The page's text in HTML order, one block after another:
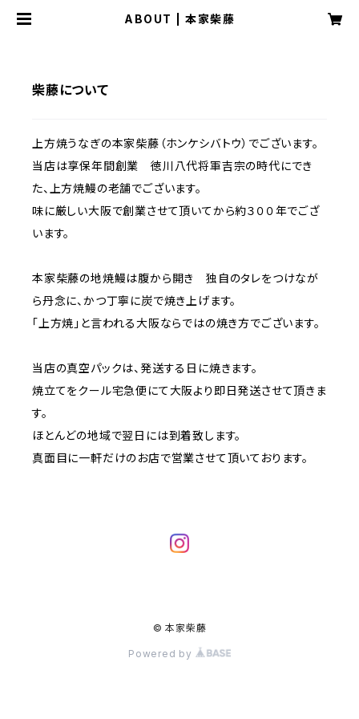
ABOUT | 本家柴藤
柴藤について
上方焼うなぎの本家柴藤（ホンケシバトウ）でございます。
当店は享保年間創業 徳川八代将軍吉宗の時代にでき
た、上方焼鰻の老舗でございます。
味に厳しい大阪で創業させて頂いてから約３００年でござ
います。
本家柴藤の地焼鰻は腹から開き 独自のタレをつけなが
ら丹念に、かつ丁寧に炭で焼き上げます。
「上方焼」と言われる大阪ならではの焼き方でございます。
当店の真空パックは、発送する日に焼きます。
焼立てをクール宅急便にて大阪より即日発送させて頂きま
す。
ほとんどの地域で翌日には到着致します。
真面目に一軒だけのお店で営業させて頂いております。
© 本家柴藤
Powered by